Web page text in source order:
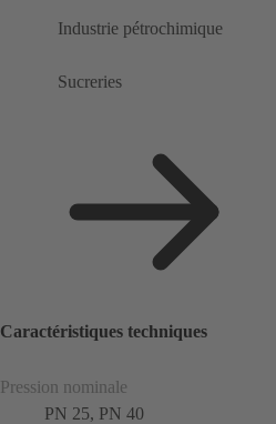
Industrie pétrochimique
Sucreries
Caractéristiques techniques
Pression nominale
PN 25, PN 40